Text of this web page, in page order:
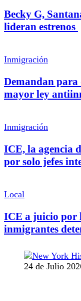
Becky G,
lideran estrenos
Inmigración
Demandan para
mayor ley
Inmigración
ICE, la agencia
por solo jefes
Local
ICE a juicio por
inmigrantes
24 de Julio